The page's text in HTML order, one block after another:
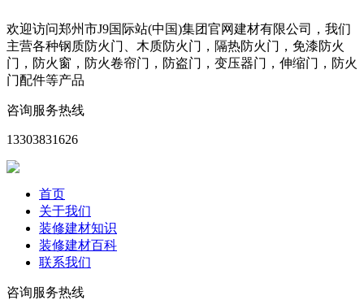
欢迎访问郑州市J9国际站(中国)集团官网建材有限公司，我们
主营各种钢质防火门、木质防火门，隔热防火门，免漆防火
门，防火窗，防火卷帘门，防盗门，变压器门，伸缩门，防火
门配件等产品
咨询服务热线
13303831626
首页
关于我们
装修建材知识
装修建材百科
联系我们
咨询服务热线